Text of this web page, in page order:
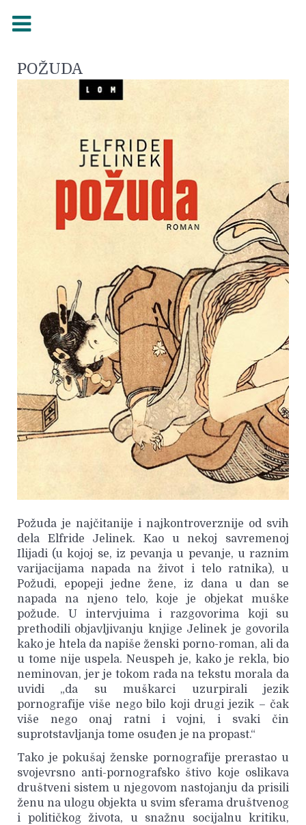
POŽUDA
Požuda je najčitanije i najkontroverznije od svih
dela Elfride Jelinek. Kao u nekoj savremenoj
Ilijadi (u kojoj se, iz pevanja u pevanje, u raznim
varijacijama napada na život i telo ratnika), u
Požudi, epopeji jedne žene, iz dana u dan se
napada na njeno telo, koje je objekat muške
požude. U intervjuima i razgovorima koji su
prethodili objavljivanju knjige Jelinek je govorila
kako je htela da napiše ženski porno-roman, ali da
u tome nije uspela. Neuspeh je, kako je rekla, bio
neminovan, jer je tokom rada na tekstu morala da
uvidi „da su muškarci uzurpirali jezik
pornografije više nego bilo koji drugi jezik – čak
više nego onaj ratni i vojni, i svaki čin
suprotstavljanja tome osuđen je na propast.“
Tako je pokušaj ženske pornografije prerastao u
svojevrsno anti-pornografsko štivo koje oslikava
društveni sistem u njegovom nastojanju da prisili
ženu na ulogu objekta u svim sferama društvenog
i političkog života, u snažnu socijalnu kritiku,